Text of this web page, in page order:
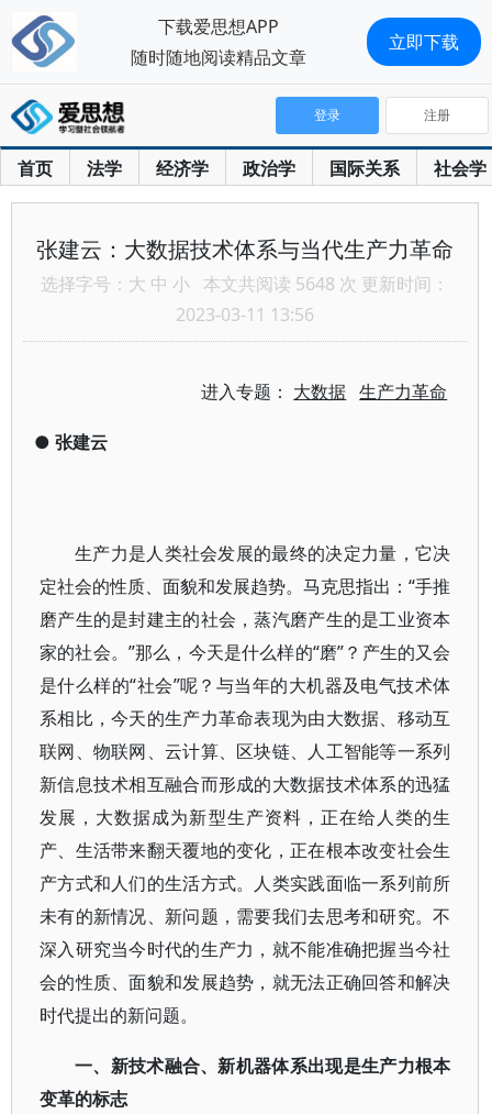
首页 法学 经济学 政治学 国际关系 社会学
登录 注册
张建云：大数据技术体系与当代生产力革命
选择字号： 大 中 小 本文共阅读 5648 次 更新时间：
2023-03-11 13:56
进入专题： 大数据 生产力革命
● 张建云
生产力是人类社会发展的最终的决定力量，它决
定社会的性质、面貌和发展趋势。马克思指出：“手推
磨产生的是封建主的社会，蒸汽磨产生的是工业资本
家的社会。”那么，今天是什么样的“磨”？产生的又会
是什么样的“社会”呢？与当年的大机器及电气技术体
系相比，今天的生产力革命表现为由大数据、移动互
联网、物联网、云计算、区块链、人工智能等一系列
新信息技术相互融合而形成的大数据技术体系的迅猛
发展，大数据成为新型生产资料，正在给人类的生
产、生活带来翻天覆地的变化，正在根本改变社会生
产方式和人们的生活方式。人类实践面临一系列前所
未有的新情况、新问题，需要我们去思考和研究。不
深入研究当今时代的生产力，就不能准确把握当今社
会的性质、面貌和发展趋势，就无法正确回答和解决
时代提出的新问题。
一、新技术融合、新机器体系出现是生产力根本
变革的标志
下载爱思想APP
随时随地阅读精品文章
立即下载